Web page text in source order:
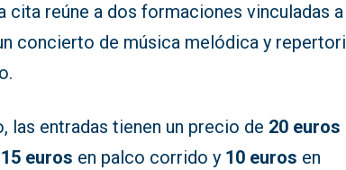
cita reúne a dos formaciones vinculadas a
concierto de música melódica y
las entradas tienen un precio de 20 euros
15 euros en palco corrido y 10 euros en